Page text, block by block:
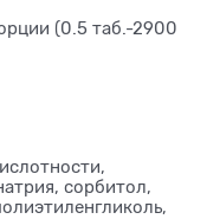
(0.5 таб.-2900
сорбитол,